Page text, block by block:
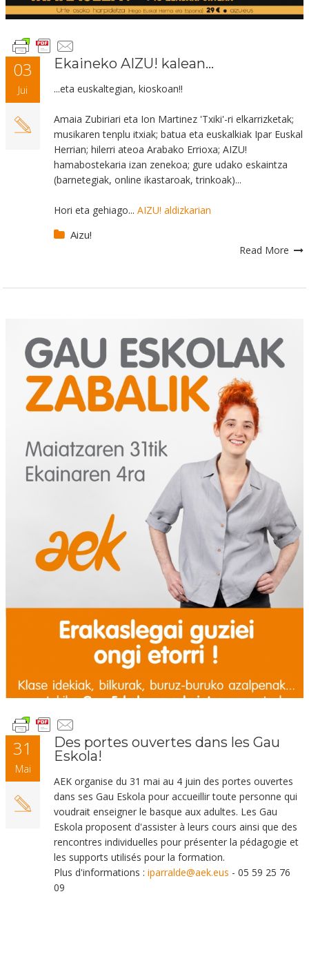
03
Jui
Ekaineko AIZU! kalean...
...eta euskaltegian, kioskoan!!
Amaia Zubiriari eta Ion Martinez 'Txiki'-ri elkarrizketak;
musikaren tenplu itxiak; batua eta euskalkiak Ipar Euskal
Herrian; hilerri ateoa Arabako Errioxa; AIZU!
hamabostekaria izan zenekoa; gure udako eskaintza
(barnetegiak, online ikastaroak, trinkoak)...
Hori eta gehiago... AIZU! aldizkarian
Aizu!
Read More
31
Mai
Des portes ouvertes dans les Gau
Eskola!
AEK organise du 31 mai au 4 juin des portes ouvertes
dans ses Gau Eskola pour accueillir toute personne qui
voudrait enseigner le basque aux adultes. Les Gau
Eskola proposent d'assister à leurs cours ainsi que des
rencontres individuelles pour présenter la pédagogie et
les supports utilisés pour la formation.
Plus d'informations : iparralde@aek.eus - 05 59 25 76
09